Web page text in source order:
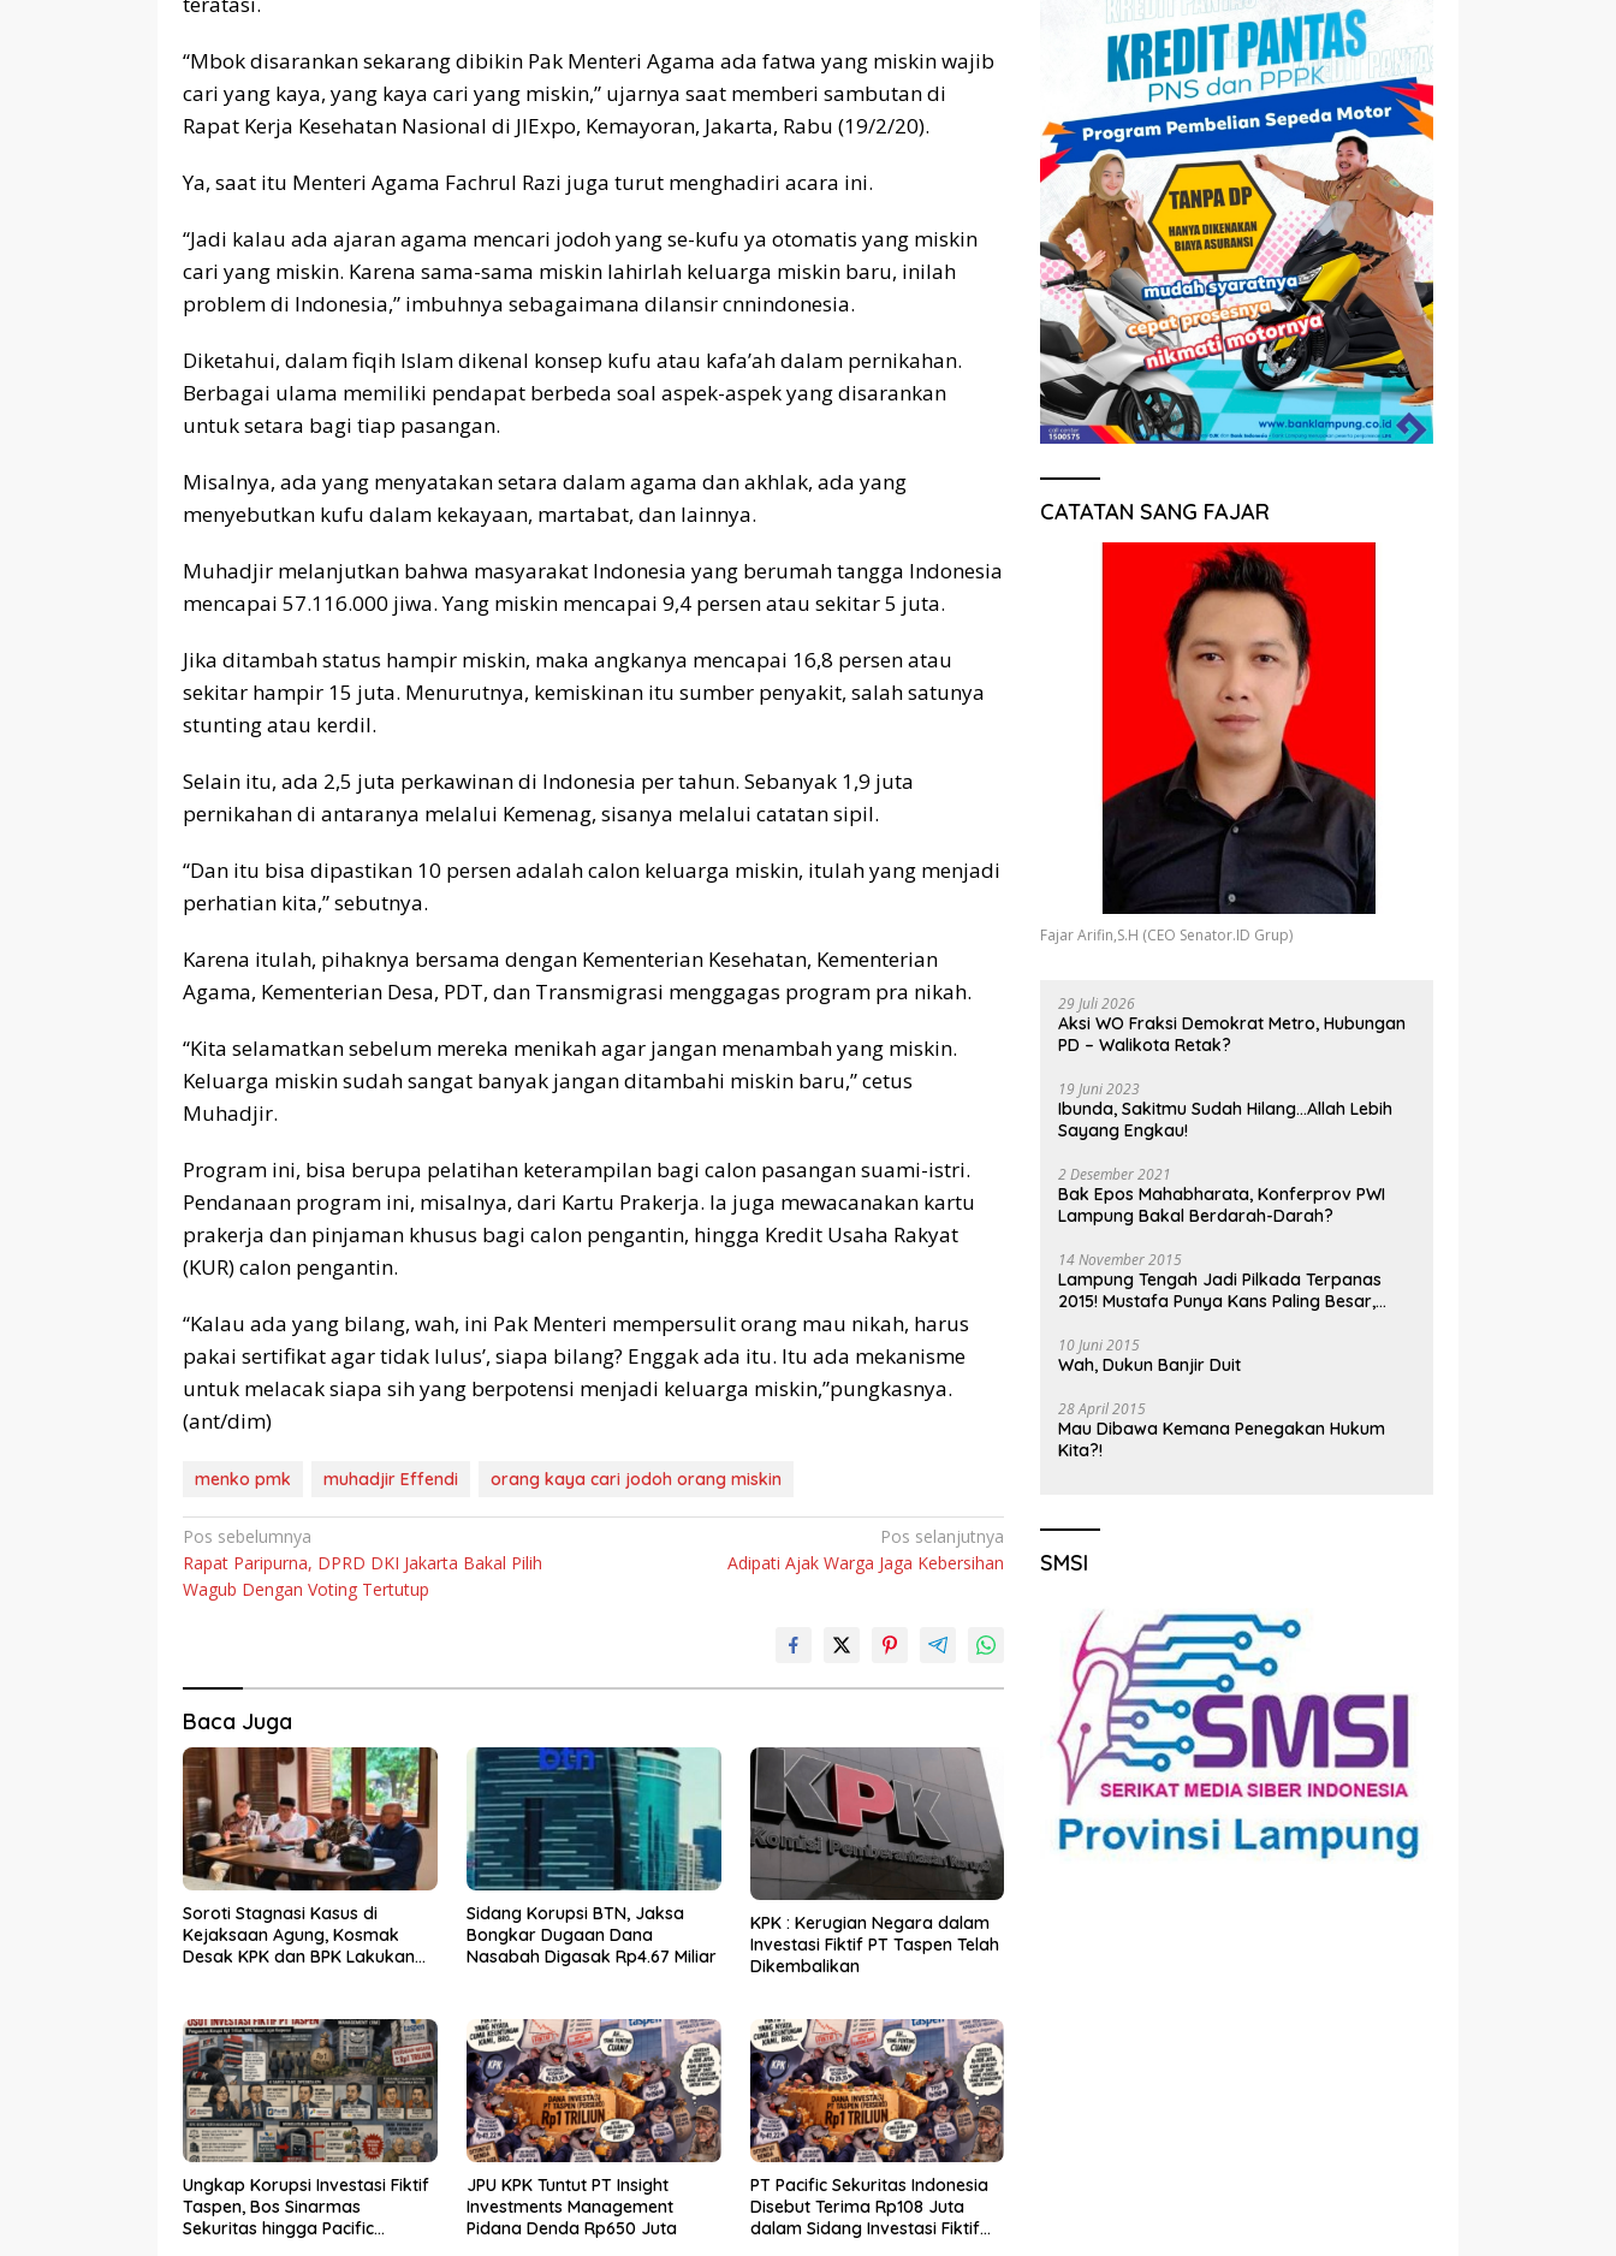
“Mbok disarankan sekarang dibikin Pak Menteri Agama ada fatwa yang miskin wajib
cari yang kaya, yang kaya cari yang miskin,” ujarnya saat memberi sambutan di
Rapat Kerja Kesehatan Nasional di JIExpo, Kemayoran, Jakarta, Rabu (19/2/20).
Ya, saat itu Menteri Agama Fachrul Razi juga turut menghadiri acara ini.
“Jadi kalau ada ajaran agama mencari jodoh yang se-kufu ya otomatis yang miskin
cari yang miskin. Karena sama-sama miskin lahirlah keluarga miskin baru, inilah
problem di Indonesia,” imbuhnya sebagaimana dilansir cnnindonesia.
Diketahui, dalam fiqih Islam dikenal konsep kufu atau kafa’ah dalam pernikahan.
Berbagai ulama memiliki pendapat berbeda soal aspek-aspek yang disarankan
untuk setara bagi tiap pasangan.
Misalnya, ada yang menyatakan setara dalam agama dan akhlak, ada yang
menyebutkan kufu dalam kekayaan, martabat, dan lainnya.
Muhadjir melanjutkan bahwa masyarakat Indonesia yang berumah tangga Indonesia
mencapai 57.116.000 jiwa. Yang miskin mencapai 9,4 persen atau sekitar 5 juta.
Jika ditambah status hampir miskin, maka angkanya mencapai 16,8 persen atau
sekitar hampir 15 juta. Menurutnya, kemiskinan itu sumber penyakit, salah satunya
stunting atau kerdil.
Selain itu, ada 2,5 juta perkawinan di Indonesia per tahun. Sebanyak 1,9 juta
pernikahan di antaranya melalui Kemenag, sisanya melalui catatan sipil.
“Dan itu bisa dipastikan 10 persen adalah calon keluarga miskin, itulah yang menjadi
perhatian kita,” sebutnya.
Karena itulah, pihaknya bersama dengan Kementerian Kesehatan, Kementerian
Agama, Kementerian Desa, PDT, dan Transmigrasi menggagas program pra nikah.
“Kita selamatkan sebelum mereka menikah agar jangan menambah yang miskin.
Keluarga miskin sudah sangat banyak jangan ditambahi miskin baru,” cetus
Muhadjir.
Program ini, bisa berupa pelatihan keterampilan bagi calon pasangan suami-istri.
Pendanaan program ini, misalnya, dari Kartu Prakerja. Ia juga mewacanakan kartu
prakerja dan pinjaman khusus bagi calon pengantin, hingga Kredit Usaha Rakyat
(KUR) calon pengantin.
“Kalau ada yang bilang, wah, ini Pak Menteri mempersulit orang mau nikah, harus
pakai sertifikat agar tidak lulus’, siapa bilang? Enggak ada itu. Itu ada mekanisme
untuk melacak siapa sih yang berpotensi menjadi keluarga miskin,”pungkasnya.
(ant/dim)
menko pmk muhadjir Effendi orang kaya cari jodoh orang miskin
Navigasi
pos
Pos sebelumnya
Rapat Paripurna, DPRD DKI Jakarta Bakal Pilih
Wagub Dengan Voting Tertutup
Pos selanjutnya
Adipati Ajak Warga Jaga Kebersihan
Baca Juga
Soroti Stagnasi Kasus di
Kejaksaan Agung, Kosmak
Desak KPK dan BPK Lakukan
Sidang Korupsi BTN, Jaksa
Bongkar Dugaan Dana
Nasabah Digasak Rp4.67 Miliar
KPK : Kerugian Negara dalam
Investasi Fiktif PT Taspen Telah
Dikembalikan
Ungkap Korupsi Investasi Fiktif
Taspen, Bos Sinarmas
Sekuritas hingga Pacific
JPU KPK Tuntut PT Insight
Investments Management
Pidana Denda Rp650 Juta
PT Pacific Sekuritas Indonesia
Disebut Terima Rp108 Juta
dalam Sidang Investasi Fiktif
CATATAN SANG FAJAR
Fajar Arifin,S.H (CEO Senator.ID Grup)
29 Juli 2026
Aksi WO Fraksi Demokrat Metro, Hubungan
PD – Walikota Retak?
19 Juni 2023
Ibunda, Sakitmu Sudah Hilang…Allah Lebih
Sayang Engkau!
2 Desember 2021
Bak Epos Mahabharata, Konferprov PWI
Lampung Bakal Berdarah-Darah?
14 November 2015
Lampung Tengah Jadi Pilkada Terpanas
2015! Mustafa Punya Kans Paling Besar,
10 Juni 2015
Wah, Dukun Banjir Duit
28 April 2015
Mau Dibawa Kemana Penegakan Hukum
Kita?!
SMSI